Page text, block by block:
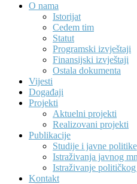
O nama
Istorijat
Cedem tim
Statut
Programski izvještaji
Finansijski izvještaji
Ostala dokumenta
Vijesti
Događaji
Projekti
Aktuelni projekti
Realizovani projekti
Publikacije
Studije i javne politike
Istraživanja javnog
Istraživanje
Kontakt